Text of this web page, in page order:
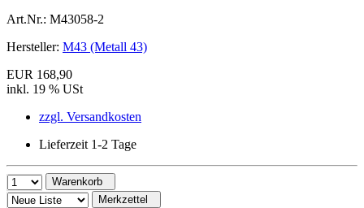
Art.Nr.: M43058-2
Hersteller: M43 (Metall 43)
EUR 168,90
inkl. 19 % USt
zzgl. Versandkosten
Lieferzeit 1-2 Tage
Warenkorb
Merkzettel